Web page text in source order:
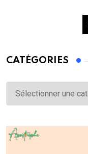
CATÉGORIES
Catégories